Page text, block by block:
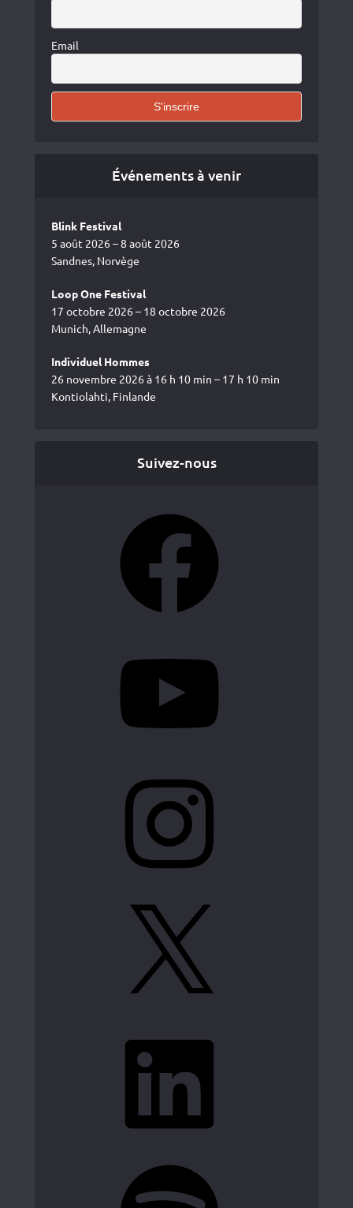
Email
Événements à venir
Blink Festival
5 août 2026 – 8 août 2026
Sandnes, Norvège
Loop One Festival
17 octobre 2026 – 18 octobre 2026
Munich, Allemagne
Individuel Hommes
26 novembre 2026 à 16 h 10 min – 17 h 10 min
Kontiolahti, Finlande
Suivez-nous